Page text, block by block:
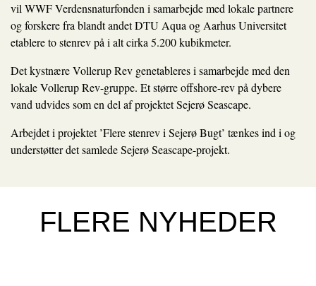
vil WWF Verdensnaturfonden i samarbejde med lokale partnere
og forskere fra blandt andet DTU Aqua og Aarhus Universitet
etablere to stenrev på i alt cirka 5.200 kubikmeter.
Det kystnære Vollerup Rev genetableres i samarbejde med den
lokale Vollerup Rev-gruppe. Et større offshore-rev på dybere
vand udvides som en del af projektet Sejerø Seascape.
Arbejdet i projektet ’Flere stenrev i Sejerø Bugt’ tænkes ind i og
understøtter det samledeSejerø Seascape-projekt.
FLERE NYHEDER